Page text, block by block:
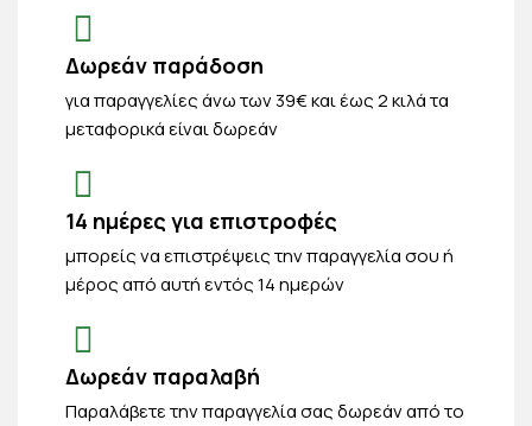
Δωρεάν παράδοση
για παραγγελίες άνω των 39€ και έως 2 κιλά τα
μεταφορικά είναι δωρεάν
14 ημέρες για επιστροφές
μπορείς να επιστρέψεις την παραγγελία σου ή
μέρος από αυτή εντός 14 ημερών
Δωρεάν παραλαβή
Παραλάβετε την παραγγελία σας δωρεάν από το